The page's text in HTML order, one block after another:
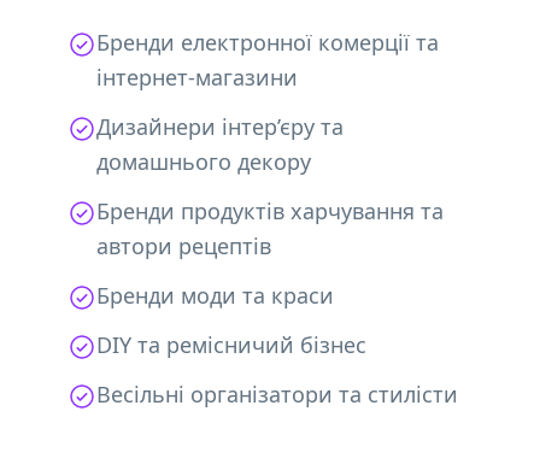
Бренди електронної комерції та
інтернет-магазини
Дизайнери інтер’єру та
домашнього декору
Бренди продуктів харчування та
автори рецептів
Бренди моди та краси
DIY та ремісничий бізнес
Весільні організатори та стилісти